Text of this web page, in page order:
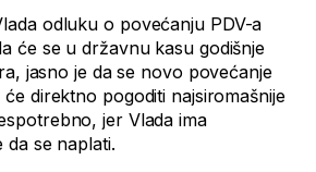
odluku o povećanju PDV-a
će se u državnu kasu godišnje
jasno je da se novo povećanje
direktno pogoditi najsiromašnije
jer Vlada ima
da se naplati.